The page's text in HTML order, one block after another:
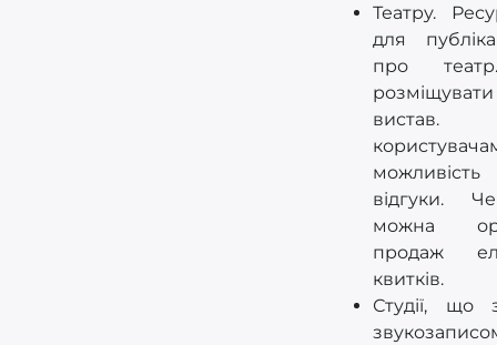
Театру.
для
про
вистав.
відгуки.
можна
продаж
квитків.
Студії, що